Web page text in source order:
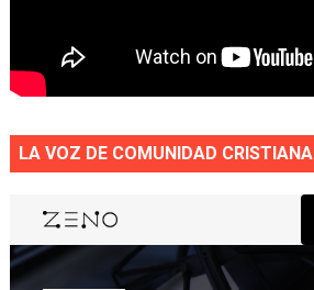
LA VOZ DE COMUNIDAD CRISTIANA